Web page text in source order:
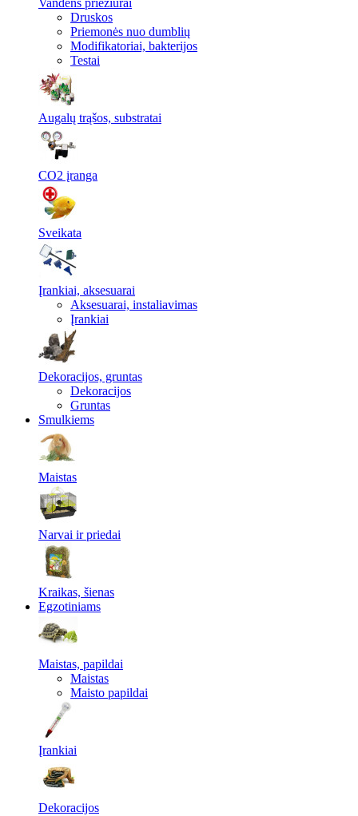
Vandens priežiūrai
Druskos
Priemonės nuo dumblių
Modifikatoriai, bakterijos
Testai
Augalų trąšos, substratai
CO2 įranga
Sveikata
Įrankiai, aksesuarai
Aksesuarai, instaliavimas
Įrankiai
Dekoracijos, gruntas
Dekoracijos
Gruntas
Smulkiems
Maistas
Narvai ir priedai
Kraikas, šienas
Egzotiniams
Maistas, papildai
Maistas
Maisto papildai
Įrankiai
Dekoracijos